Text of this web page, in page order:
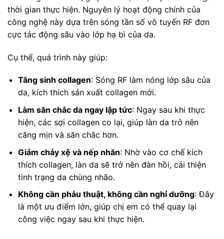
thời gian thực hiện. Nguyên lý hoạt động chính của
công nghệ này dựa trên sóng tần số vô tuyến RF đơn
cực tác động sâu vào lớp hạ bì của da.
Cụ thể, quá trình này giúp:
Tăng sinh collagen: Sóng RF làm nóng lớp sâu của
da, kích thích sản xuất collagen mới.
Làm săn chắc da ngay lập tức: Ngay sau khi thực
hiện, các sợi collagen co lại, giúp làn da trở nên
căng mịn và săn chắc hơn.
Giảm chảy xệ và nếp nhăn: Nhờ vào cơ chế kích
thích collagen, làn da sẽ trở nên đàn hồi, cải thiện
tình trạng da chùng nhão.
Không cần phẫu thuật, không cần nghỉ dưỡng: Đây
là một ưu điểm lớn, giúp chị em có thể quay lại
công việc ngay sau khi thực hiện.